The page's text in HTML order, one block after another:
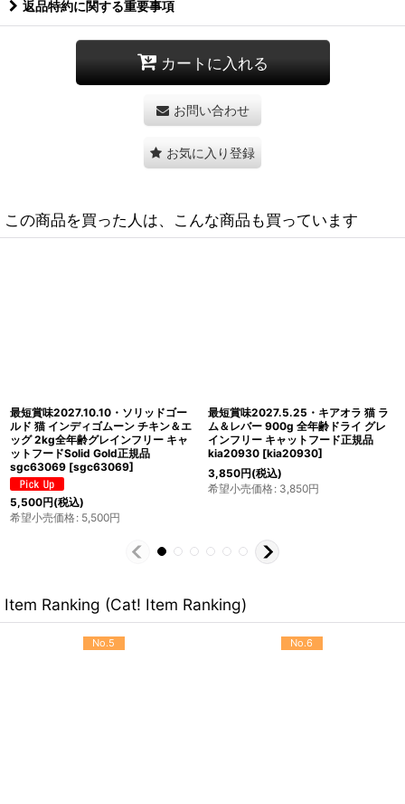
返品特約に関する重要事項
カートに入れる
お問い合わせ
お気に入り登録
この商品を買った人は、こんな商品も買っています
最短賞味2027.10.7・ソリッドゴール
ド 成猫/肥満猫用 フィット アズア フ
ィドル 1kgキャットフードSolid Gold
正規品sgc63090 [sgc63090
3,410円(税込)
希望小売価格: 3,410
最短賞味2028.3.29・ソリッドゴー
ルド 猫 インドアキャット 2kg ドライ
グレインフリー キャットフード Solid
Gold 正規品 sgc63137
6,710円(税込)
Item Ranking (Cat! Item Ranking)
No.5 No.6